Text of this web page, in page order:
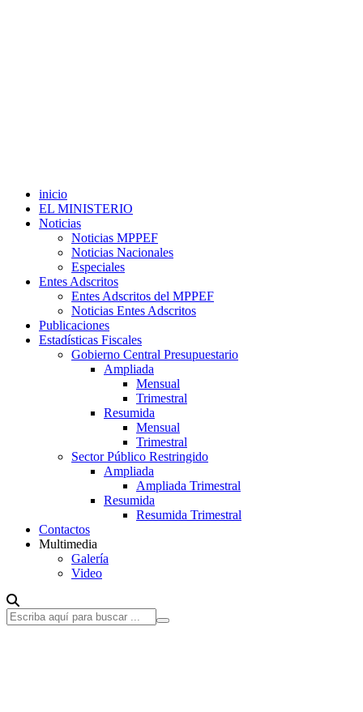
inicio
EL MINISTERIO
Noticias
Noticias MPPEF
Noticias Nacionales
Especiales
Entes Adscritos
Entes Adscritos del MPPEF
Noticias Entes Adscritos
Publicaciones
Estadísticas Fiscales
Gobierno Central Presupuestario
Ampliada
Mensual
Trimestral
Resumida
Mensual
Trimestral
Sector Público Restringido
Ampliada
Ampliada Trimestral
Resumida
Resumida Trimestral
Contactos
Multimedia
Galería
Video